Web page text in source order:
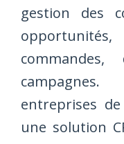
gestion des
entreprises
une solution